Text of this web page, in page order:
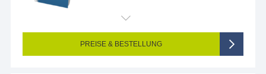
Endformat (bedruckte Fläche): 297 x 297 mm
Seitigkeit: 124-seitig (Vorderseite und Rückseite bedruckt)
4/4-farbig CMYK (vollfarbig bedruckt)
PREISE & BESTELLUNG